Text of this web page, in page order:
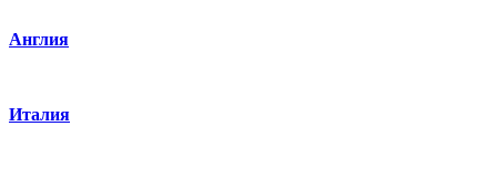
Англия
Италия